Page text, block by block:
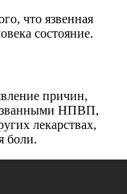
что язвенная
состояние.
причин,
НПВП,
лекарствах,
боли.